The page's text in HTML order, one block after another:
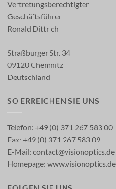
Vertretungsberechtigter
Geschäftsführer
Ronald Dittrich
Straßburger Str. 34
09120 Chemnitz
Deutschland
SO ERREICHEN SIE UNS
Telefon: +49 (0) 371 267 583 00
Fax: +49 (0) 371 267 583 09
E-Mail: contact@visionoptics.de
Homepage: www.visionoptics.de
FOLGEN SIE UNS